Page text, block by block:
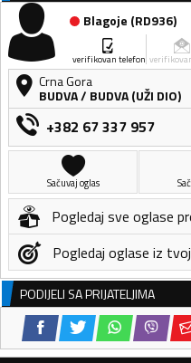
Blagoje (RD936)
verifikovan telefon
Crna Gora
BUDVA/ BUDVA (UŽI DIO)
+382 67 337 957
Sačuvaj oglas
Pogledaj sve oglase
Pogledaj oglase iz
PODIJELI SA PRIJATELJIMA